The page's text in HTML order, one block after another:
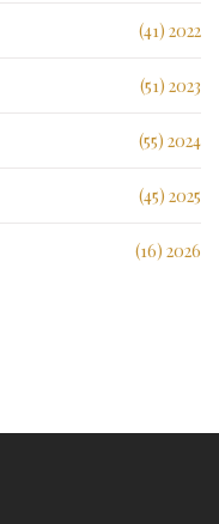
2022 (41)
2023 (51)
2024 (55)
2025 (45)
2026 (16)